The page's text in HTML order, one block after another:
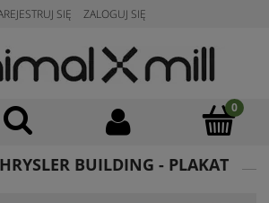
SIĘ ZALOGUJ SIĘ
BUILDING - PLAKAT